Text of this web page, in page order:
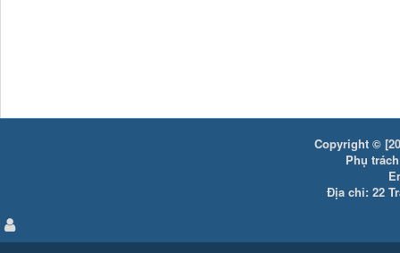
Copyright ©
Phụ
Địa chỉ: 22